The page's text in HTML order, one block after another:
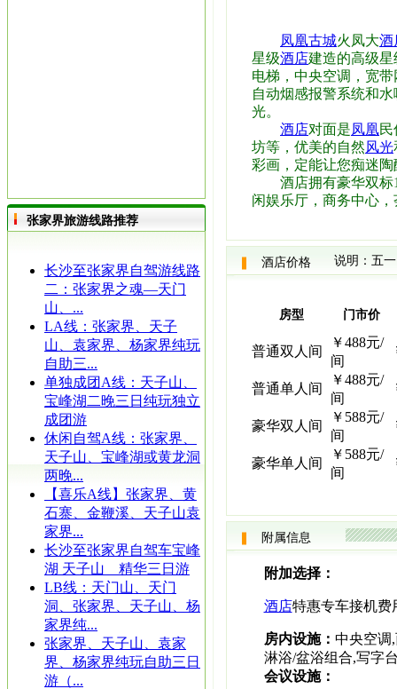
张家界旅游线路推荐
长沙至张家界自驾游线路
二：张家界之魂—天门
山、...
LA线：张家界、天子
山、袁家界、杨家界纯玩
自助三...
单独成团A线：天子山、
宝峰湖二晚三日纯玩独立
成团游
休闲自驾A线：张家界、
天子山、宝峰湖或黄龙洞
两晚...
【喜乐A线】张家界、黄
石寨、金鞭溪、天子山袁
家界...
长沙至张家界自驾车宝峰
湖 天子山 精华三日游
LB线：天门山、天门
洞、张家界、天子山、杨
家界纯...
张家界、天子山、袁家
界、杨家界纯玩自助三日
游（...
凤凰古城火凤大酒
星级酒店建造的高级星
电梯，中央空调，宽
自动烟感报警系统和
光。
酒店对面是凤凰
坊等，优美的自然风光
彩画，定能让您痴迷
酒店拥有豪华双标
闲娱乐厅，商务中心
酒店价格 说明：五一
房型 门市价
普通双人间
￥488元/
间
普通单人间
￥488元/
间
豪华双人间
￥588元/
间
豪华单人间
￥588元/
间
附属信息
附加选择：
酒店特惠专车接机费
房内设施： 中央空调
淋浴/盆浴组合,写字
会议设施：